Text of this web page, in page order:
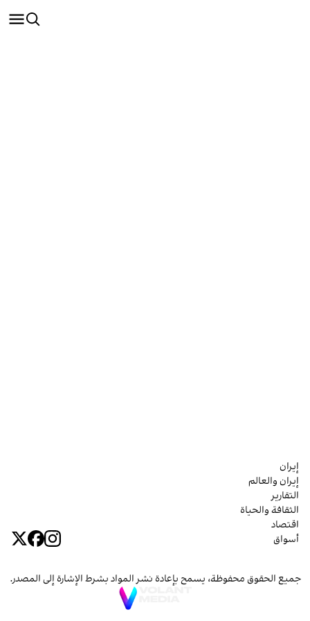
إيران
إيران والعالم
التقارير
الثقافة والحياة
اقتصاد
أسواق
جميع الحقوق محفوظة، يسمح بإعادة نشر المواد بشرط الإشارة إلى المصدر.